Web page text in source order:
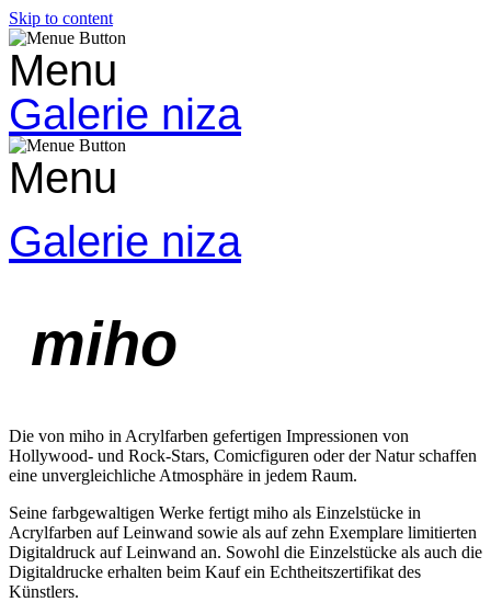
Skip to content
Menu
Galerie niza
Menu
Galerie niza
miho
Die von miho in Acrylfarben gefertigen Impressionen von
Hollywood- und Rock-Stars, Comicfiguren oder der Natur schaffen
eine unvergleichliche Atmosphäre in jedem Raum.
Seine farbgewaltigen Werke fertigt miho als Einzelstücke in
Acrylfarben auf Leinwand sowie als auf zehn Exemplare limitierten
Digitaldruck auf Leinwand an. Sowohl die Einzelstücke als auch die
Digitaldrucke erhalten beim Kauf ein Echtheitszertifikat des
Künstlers.